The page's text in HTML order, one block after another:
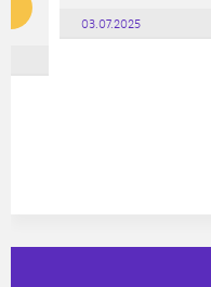
03.07.2025